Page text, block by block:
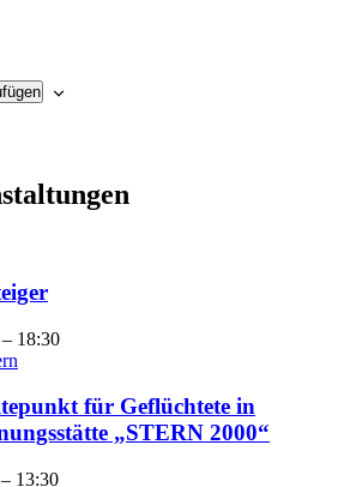
– 18:30
für Geflüchtete in
„STERN 2000“
– 13:30